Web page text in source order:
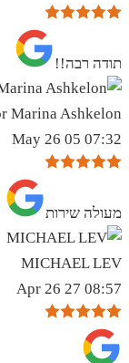
תודה רבה!!
Marina Ashkelon
07:32 05 May 26
מעולה שירות
MICHAEL LEV
08:57 27 Apr 26